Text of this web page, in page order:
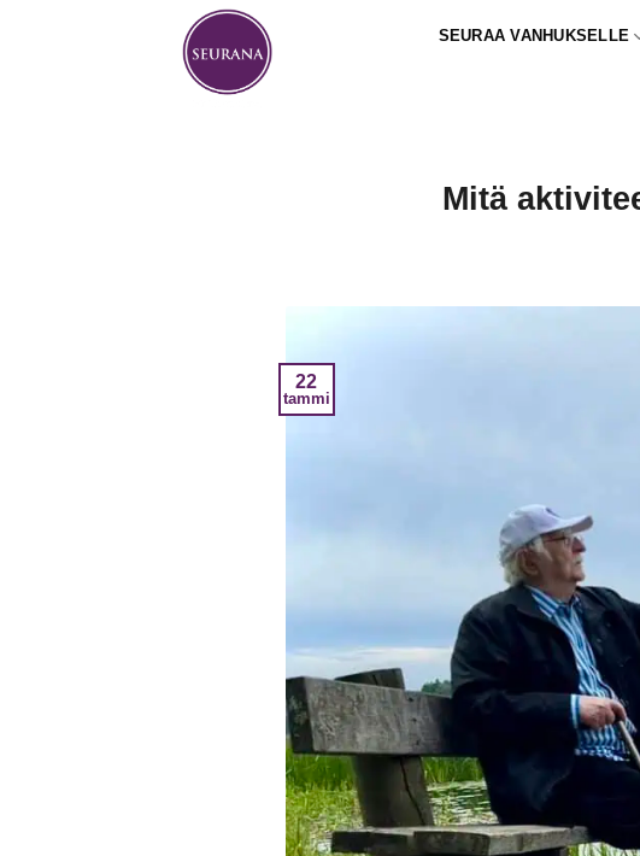
SEURAA VANHUKSELLE
Mitä
22
tammi